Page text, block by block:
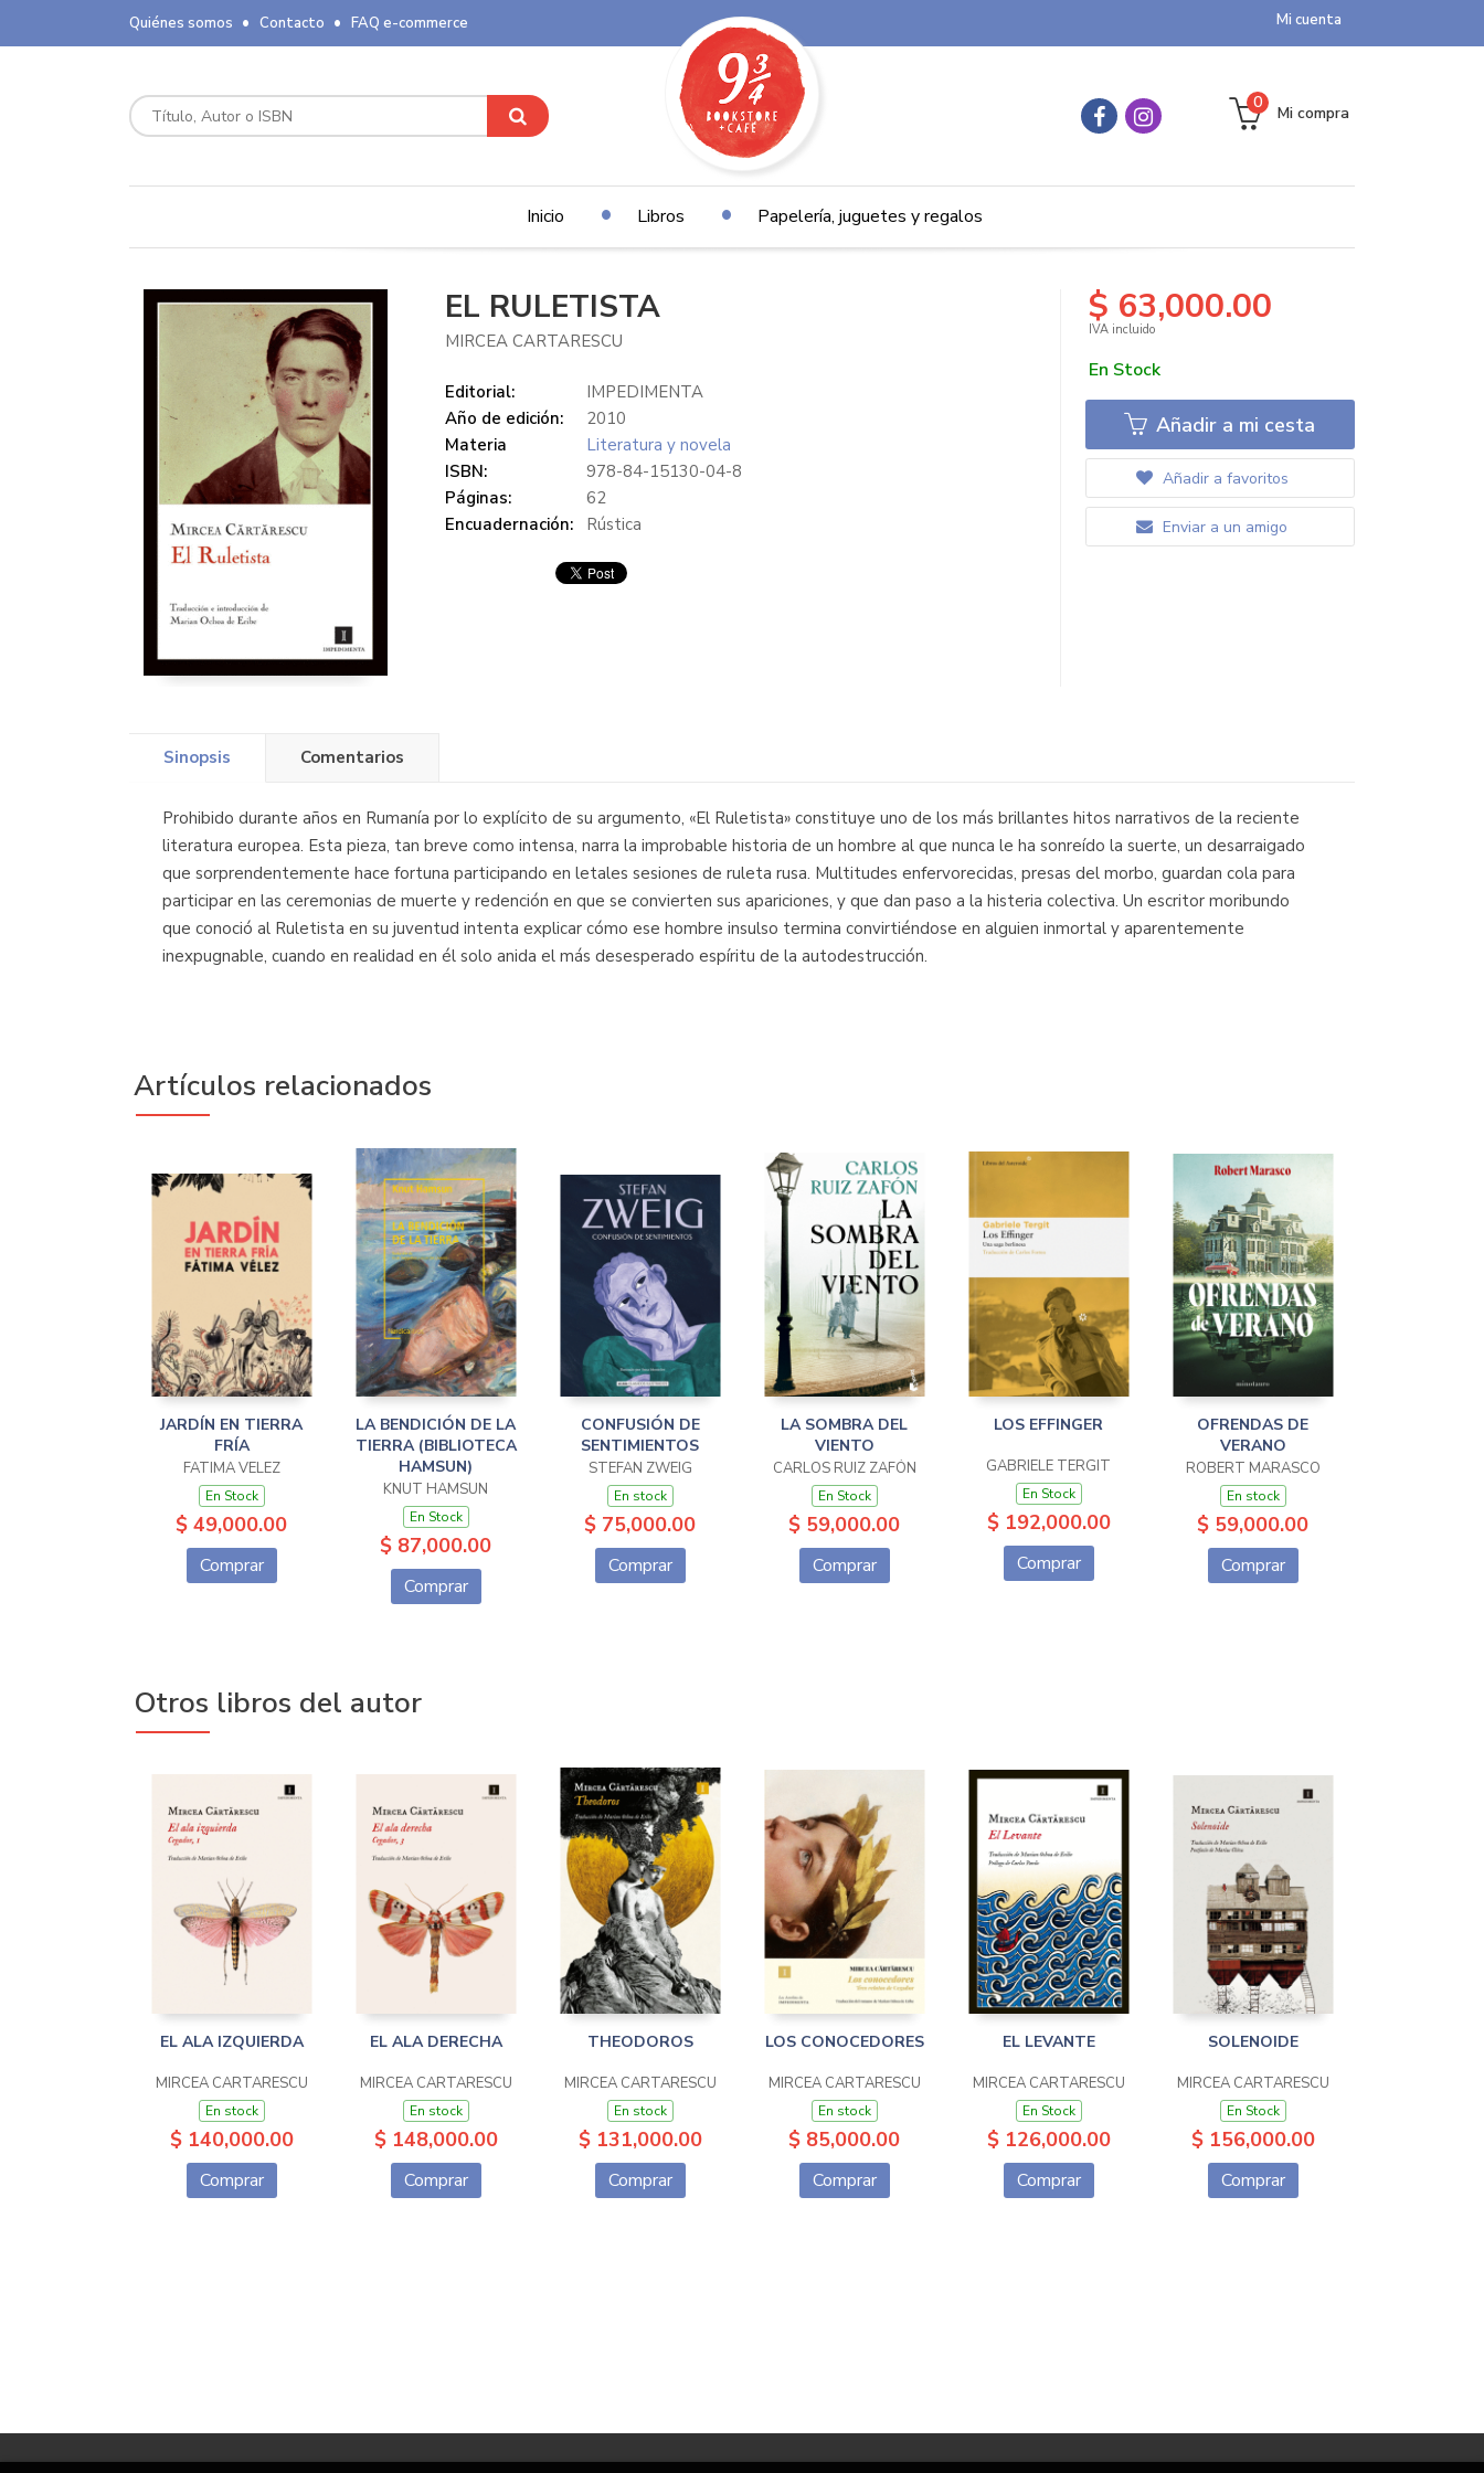
Mi cuenta
Quiénes somos Contacto FAQ e-commerce
Mi compra
0
Inicio Libros Papelería, juguetes y regalos
EL RULETISTA
MIRCEA CARTARESCU
Editorial:
IMPEDIMENTA
Año de edición:
2010
Materia
Literatura y novela
ISBN:
978-84-15130-04-8
Páginas:
62
Encuadernación:
Rústica
$ 63,000.00
IVA incluido
En Stock
Añadir a mi cesta
Añadir a favoritos
Enviar a un amigo
Sinopsis Comentarios
Prohibido durante años en Rumanía por lo explícito de su argumento, «El Ruletista» constituye uno de los más brillantes hitos narrativos de la reciente
literatura europea. Esta pieza, tan breve como intensa, narra la improbable historia de un hombre al que nunca le ha sonreído la suerte, un desarraigado
que sorprendentemente hace fortuna participando en letales sesiones de ruleta rusa. Multitudes enfervorecidas, presas del morbo, guardan cola para
participar en las ceremonias de muerte y redención en que se convierten sus apariciones, y que dan paso a la histeria colectiva. Un escritor moribundo
que conoció al Ruletista en su juventud intenta explicar cómo ese hombre insulso termina convirtiéndose en alguien inmortal y aparentemente
inexpugnable, cuando en realidad en él solo anida el más desesperado espíritu de la autodestrucción.
Artículos relacionados
JARDÍN EN TIERRA
FRÍA
FATIMA VELEZ
En Stock
$ 49,000.00
Comprar
LA BENDICIÓN DE LA
TIERRA (BIBLIOTECA
HAMSUN)
KNUT HAMSUN
En Stock
$ 87,000.00
Comprar
CONFUSIÓN DE
SENTIMIENTOS
STEFAN ZWEIG
En stock
$ 75,000.00
Comprar
LA SOMBRA DEL
VIENTO
CARLOS RUIZ ZAFÓN
En Stock
$ 59,000.00
Comprar
LOS EFFINGER
GABRIELE TERGIT
En Stock
$ 192,000.00
Comprar
OFRENDAS DE
VERANO
ROBERT MARASCO
En stock
$ 59,000.00
Comprar
Otros libros del autor
EL ALA IZQUIERDA
MIRCEA CARTARESCU
En stock
$ 140,000.00
Comprar
EL ALA DERECHA
MIRCEA CARTARESCU
En stock
$ 148,000.00
Comprar
THEODOROS
MIRCEA CARTARESCU
En stock
$ 131,000.00
Comprar
LOS CONOCEDORES
MIRCEA CARTARESCU
En stock
$ 85,000.00
Comprar
EL LEVANTE
MIRCEA CARTARESCU
En Stock
$ 126,000.00
Comprar
SOLENOIDE
MIRCEA CARTARESCU
En Stock
$ 156,000.00
Comprar